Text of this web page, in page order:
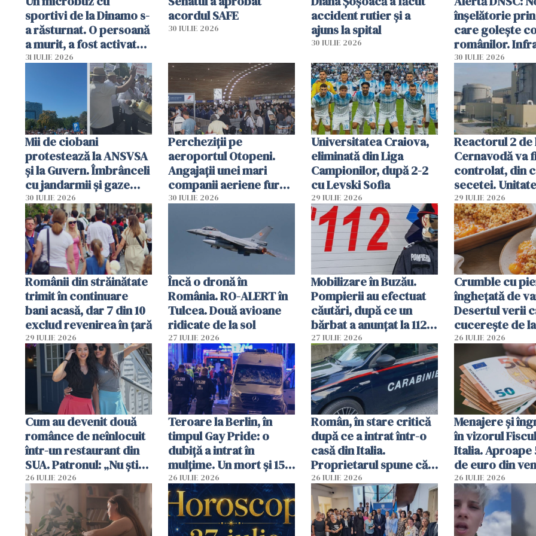
sportivi de la Dinamo s-
a răsturnat. O persoană
a murit, a fost activat
planul roșu de
31 IULIE 2026
acordul SAFE
30 IULIE 2026
accident rutier și a
ajuns la spital
30 IULIE 2026
înșelătorie prin
care golește
românilor.
folosesc
Ghișeul.ro și
Române
30 IULIE 2026
Mii de ciobani
protestează la ANSVSA
și la Guvern. Îmbrânceli
cu jandarmii și gaze
lacrimogene
30 IULIE 2026
Percheziții pe
aeroportul Otopeni.
Angajații unei mari
companii aeriene furau
parfumuri, ceasuri și
vânzării
30 IULIE 2026
Universitatea Craiova,
eliminată din Liga
Campionilor, după 2-2
cu Levski Sofia
29 IULIE 2026
Reactorul 2 de
Cernavodă va
controlat, din
secetei.
deja oprită
29 IULIE 2026
Românii din străinătate
trimit în continuare
bani acasă, dar 7 din 10
exclud revenirea în țară
29 IULIE 2026
Încă o dronă în
România. RO-ALERT în
Tulcea. Două avioane
ridicate de la sol
27 IULIE 2026
Mobilizare în Buzău.
Pompierii au efectuat
căutări, după ce un
bărbat a anunțat la 112
că a văzut un obiect
luminos
27 IULIE 2026
Crumble cu
înghețată de
Desertul verii
cucerește de
lingură
26 IULIE 2026
Cum au devenit două
românce de neînlocuit
într-un restaurant din
SUA. Patronul: „Nu știu
ce o să mă fac fără voi”
26 IULIE 2026
Teroare la Berlin, în
timpul Gay Pride: o
dubiță a intrat în
mulțime. Un mort și 15
răniți
26 IULIE 2026
Român, în stare critică
după ce a intrat într-o
casă din Italia.
Proprietarul spune că
s-a apărat cu un cuțit
26 IULIE 2026
Menajere și
în vizorul
Italia. Aproape
de euro din
ascunși de
26 IULIE 2026